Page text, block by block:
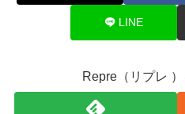
LINE
Repre（リプレ